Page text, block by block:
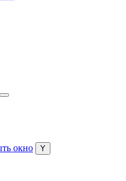
окно